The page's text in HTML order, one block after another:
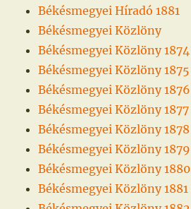
Békésmegyei Híradó 1881
Békésmegyei Közlöny
Békésmegyei Közlöny 1874
Békésmegyei Közlöny 1875
Békésmegyei Közlöny 1876
Békésmegyei Közlöny 1877
Békésmegyei Közlöny 1878
Békésmegyei Közlöny 1879
Békésmegyei Közlöny 1880
Békésmegyei Közlöny 1881